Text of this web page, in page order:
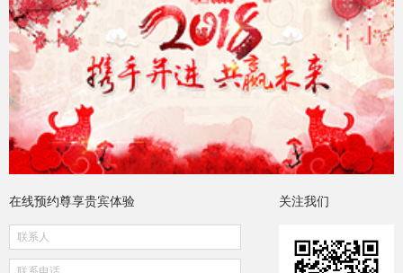
在线预约尊享贵宾体验 关注我们